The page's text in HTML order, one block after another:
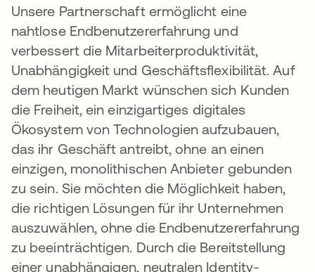
Unsere Partnerschaft ermöglicht eine
nahtlose Endbenutzererfahrung und
verbessert die Mitarbeiterproduktivität,
Unabhängigkeit und Geschäftsflexibilität. Auf
dem heutigen Markt wünschen sich Kunden
die Freiheit, ein einzigartiges digitales
Ökosystem von Technologien aufzubauen,
das ihr Geschäft antreibt, ohne an einen
einzigen, monolithischen Anbieter gebunden
zu sein. Sie möchten die Möglichkeit haben,
die richtigen Lösungen für ihr Unternehmen
auszuwählen, ohne die Endbenutzererfahrung
zu beeinträchtigen. Durch die Bereitstellung
einer unabhängigen, neutralen Identity-